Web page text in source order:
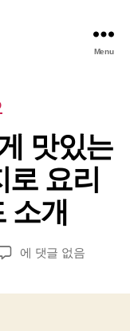
Menu
맛있는
로 요리
소개
집
에 댓글 없음